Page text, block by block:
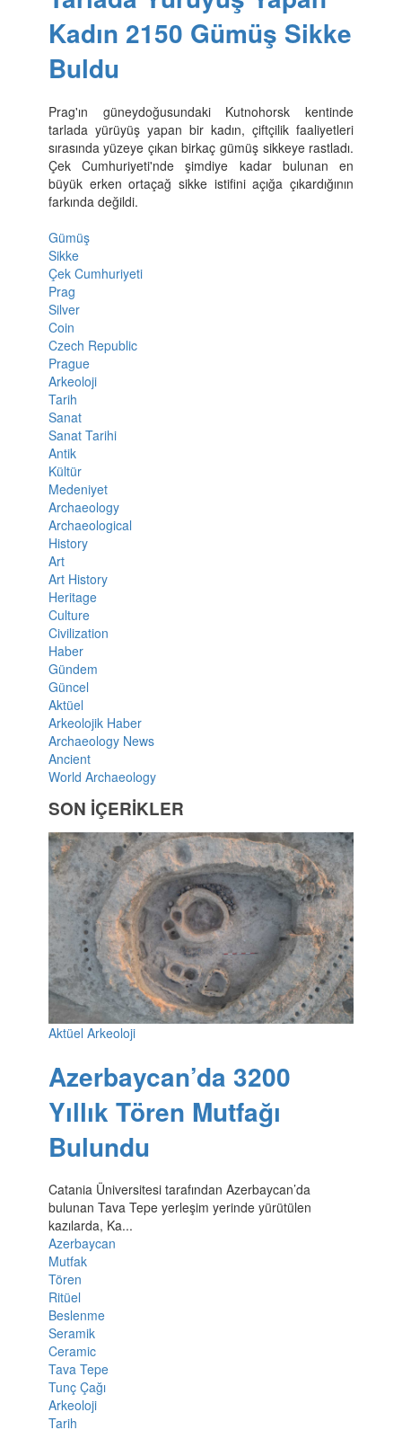
Kadın 2150 Gümüş Sikke
Buldu
Prag'ın güneydoğusundaki Kutnohorsk kentinde
tarlada yürüyüş yapan bir kadın, çiftçilik faaliyetleri
sırasında yüzeye çıkan birkaç gümüş sikkeye rastladı.
Çek Cumhuriyeti'nde şimdiye kadar bulunan en
büyük erken ortaçağ sikke istifini açığa çıkardığının
farkında değildi.
Gümüş
Sikke
Çek Cumhuriyeti
Prag
Silver
Coin
Czech Republic
Prague
Arkeoloji
Tarih
Sanat
Sanat Tarihi
Antik
Kültür
Medeniyet
Archaeology
Archaeological
History
Art
Art History
Heritage
Culture
Civilization
Haber
Gündem
Güncel
Aktüel
Arkeolojik Haber
Archaeology News
Ancient
World Archaeology
SON İÇERİKLER
Aktüel Arkeoloji
Azerbaycan’da 3200
Yıllık Tören Mutfağı
Bulundu
Catania Üniversitesi tarafından Azerbaycan’da
bulunan Tava Tepe yerleşim yerinde yürütülen
kazılarda, Ka...
Azerbaycan
Mutfak
Tören
Ritüel
Beslenme
Seramik
Ceramic
Tava Tepe
Tunç Çağı
Arkeoloji
Tarih